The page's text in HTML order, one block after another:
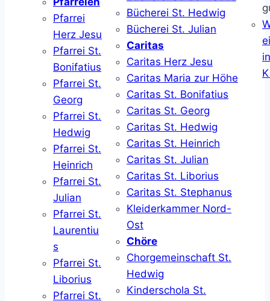
Pfarrei
Herz Jesu
Pfarrei St.
Bonifatius
Pfarrei St.
Georg
Pfarrei St.
Hedwig
Pfarrei St.
Heinrich
Pfarrei St.
Julian
Pfarrei St.
Laurentiu
s
Pfarrei St.
Liborius
Pfarrei St.
Bücherei St. Hedwig
Bücherei St. Julian
Caritas
Caritas Herz Jesu
Caritas Maria zur Höhe
Caritas St. Bonifatius
Caritas St. Georg
Caritas St. Hedwig
Caritas St. Heinrich
Caritas St. Julian
Caritas St. Liborius
Caritas St. Stephanus
Kleiderkammer Nord-
Ost
Chöre
Chorgemeinschaft St.
Hedwig
Kinderschola St.